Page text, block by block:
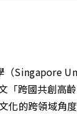
（Singapore
跨國共創高齡
化的跨領域角